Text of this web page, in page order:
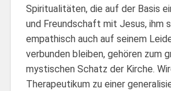
Spiritualitäten, die auf der Basis
und Freundschaft mit Jesus, ihm
empathisch auch auf seinem
verbunden bleiben, gehören zum
mystischen Schatz der Kirche.
Therapeutikum zu einer